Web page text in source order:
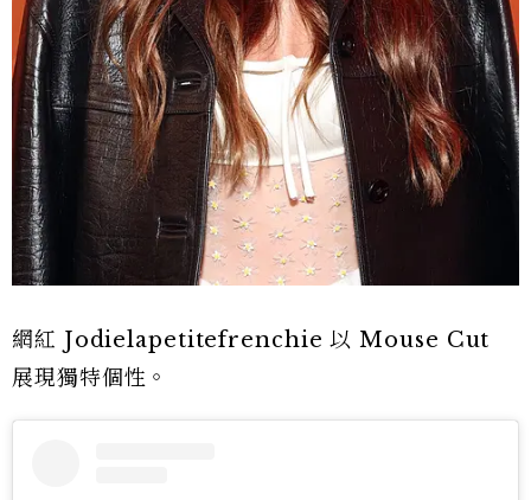
網紅 Jodielapetitefrenchie 以 Mouse Cut
展現獨特個性。